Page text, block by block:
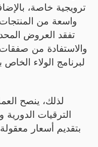
ترويجية خاصة،
واسعة من
تفقد العروض
والاستفادة من
لبرنامج الولاء
لذلك، ينصح
الترقيات الدورية
بتقديم أسعار